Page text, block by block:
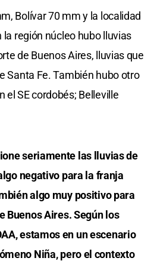
Bolívar 70 mm y la localidad
la región núcleo hubo lluvias
de Buenos Aires, lluvias que
Santa Fe. También hubo otro
el SE cordobés; Belleville
seriamente las lluvias de
negativo para la franja
algo muy positivo para
Buenos Aires. Según los
estamos en un escenario
Niña, pero el contexto